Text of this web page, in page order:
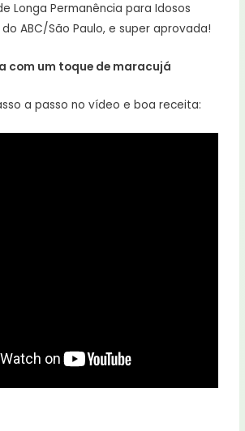
Longa Permanência para Idosos
ABC/São Paulo, e super aprovada!
com um toque de maracujá
a passo no vídeo e boa receita: